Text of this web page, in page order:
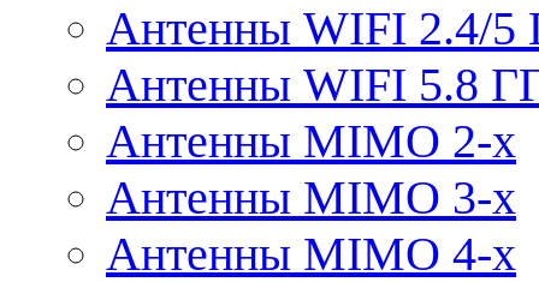
Антенны WIFI 2.4/5
Антенны WIFI 5.8
Антенны MIMO 2-x
Антенны MIMO 3-x
Антенны MIMO 4-x